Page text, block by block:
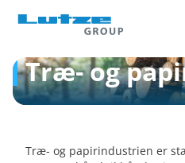
Træ- og
Træ- og papirindustrien er